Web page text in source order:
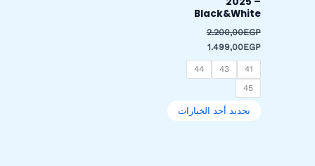
Black&White
2.200,00EGP
1.499,00EGP
41
43
44
45
تحديد أحد الخيارات